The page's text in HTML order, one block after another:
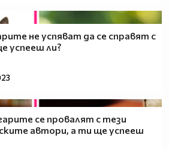
не успяват да се справят с
успееш ли?
се провалят с тези
автори, а ти ще успeеш